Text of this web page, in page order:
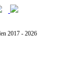
2017 - 2026